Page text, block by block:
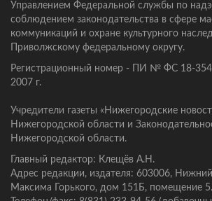
Управлением Федеральной службы по
соблюдением законодательства в сфере
коммуникаций и охране культурного
Приволжскому федеральному округу.
Регистрационный номер - ПИ № ФС 18-
2007 г.
Учредители газеты «Нижегородские
Нижегородской области и
Нижегородской области.
Главный редактор: Клещёв А.Н.
Адрес редакции, издателя: 603006,
Максима Горького, дом 151Б, помещение 5.